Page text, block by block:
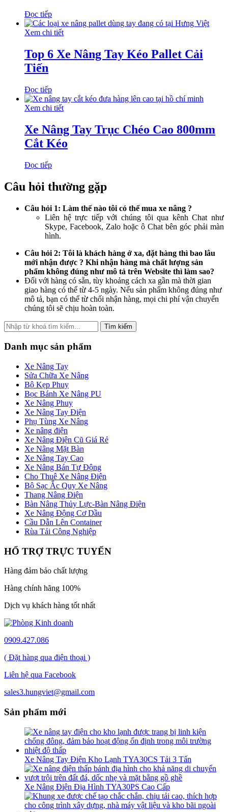
Đọc tiếp
Xem chi tiết
Top 6 Xe Nâng Tay Kéo Pallet Cải
Tiến
Đọc tiếp
Xem chi tiết
Xe Nâng Tay Trục Chéo Cao 800mm
Cắt Kéo
Đọc tiếp
Câu hỏi thường gặp
Câu hỏi 1: Làm thế nào tôi có thể mua xe nâng ?
Liên hệ trực tiếp với chúng tôi qua kênh Chat như
Skype, Facebook, Zalo hoặc ô Chat bên góc phải màn
hình.
Câu hỏi 2: Tôi là khách hàng ở xa, đặt hàng thì bao lâu
mới nhận được ? Khi nhận hàng mà chất lượng sản
phẩm không đúng như mô tả trên Website thì làm sao?
Đối với hàng có sẵn, tùy khoảng cách xa gần mà thời gian
giao hàng có thể từ 4-5 ngày. Nếu sản phẩm không đúng như
mô tả, bạn có thể từ chối nhận hàng, mọi chi phí vận chuyển
chúng tôi sẽ chịu hoàn toàn.
Tìm kiếm
Danh mục sản phẩm
Xe Nâng Tay
Sửa Chữa Xe Nâng
Bộ Kẹp Phuy
Bọc Bánh Xe Nâng PU
Xe Nâng Phuy
Xe Nâng Tay Điện
Phụ Tùng Xe Nâng
Xe nâng điện
Xe Nâng Điện Cũ Giá Rẻ
Xe Nâng Mặt Bàn
Xe Nâng Tay Cao
Xe Nâng Bán Tự Động
Cho Thuê Xe Nâng Điện
Bộ Sạc Ắc Quy Xe Nâng
Thang Nâng Điện
Bàn Nâng Thủy Lực-Bàn Nâng Điện
Xe Nâng Động Cơ Dầu
Cầu Dẫn Lên Container
Rùa Tải Công Nghiệp
HỔ TRỢ TRỰC TUYẾN
Hàng đảm bảo chất lượng
Hàng chính hãng 100%
Dịch vụ khách hàng tốt nhất
0909.427.086
( Đặt hàng qua điện thoại )
Liên hệ qua Facebook
sales3.hungviet@gmail.com
Sản phẩm mới
Xe Nâng Tay Điện Kho Lạnh TYA30CS Tải 3 Tấn
Xe Nâng Điện Địa Hình TYA30PS Cao Cấp